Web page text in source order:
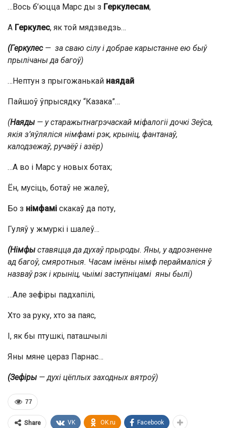
…Вось б’юцца Марс ды з Геркулесам,
А Геркулес, як той мядзведзь…
(Геркулес— за сваю сілу і добрае карыстанне ею быў
прылічаны да багоў)
…Нептун з прыгожанькай наядай
Пайшоў ўпрысядку “Казака”…
(Наяды — у старажытнагрэчаскай міфалогіі дочкі Зеўса,
якія з’яўляліся німфамі рэк, крыніц, фантанаў,
калодзежаў, ручаёў і азёр)
…А во і Марс у новых ботах;
Ён, мусіць, ботаў не жалеў,
Бо з німфамі скакаў да поту,
Гуляў у жмуркі і шалеў…
(Німфы ставяцца да духаў прыроды. Яны, у адрозненне
ад багоў, смяротныя. Часам імёны німф пераймаліся ў
назваў рэк і крыніц, чыімі заступніцамі яны былі)
…Але зефіры падхапілі,
Хто за руку, хто за паяс,
І, як бы птушкі, паташчылі
Яны мяне цераз Парнас…
(Зефіры — духі цёплых заходных вятроў)
77
Share VK OK.ru Facebook